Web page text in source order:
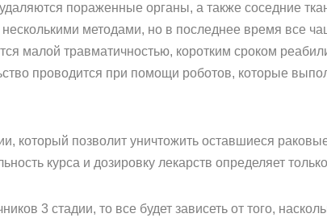
пораженные органы, а также соседние
методами, но в последнее время все
малой травматичностью, коротким сроком
проводится при помощи роботов, которые
который позволит уничтожить оставшиеся
курса и дозировку лекарств определяет
3 стадии, то все будет зависеть от того,